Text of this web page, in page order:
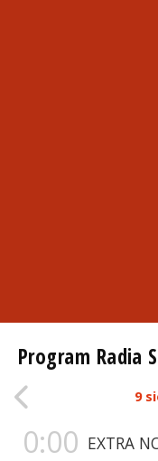
Program Radia
9
0:00 EXTRA